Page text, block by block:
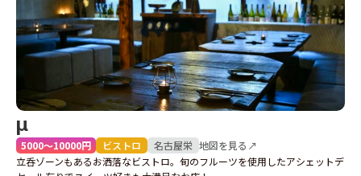
μ
5000〜10000円 ビストロ 名古屋栄 地図を見る↗
立呑ゾーンもあるお洒落なビストロ。旬のフルーツを使用したアシェットデ